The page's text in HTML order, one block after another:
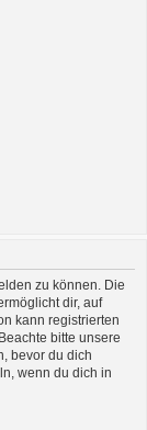
zu können. Die
dir, auf
kann registrierten
bitte unsere
bevor du dich
wenn du dich in